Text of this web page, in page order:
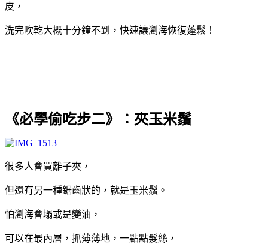
皮，
洗完吹乾大概十分鐘不到，快速讓瀏海恢復蓬鬆！
《必學偷吃步二》：夾玉米鬚
很多人會買離子夾，
但還有另一種鋸齒狀的，就是玉米鬚。
怕瀏海會塌或是變油，
可以在最內層，抓薄薄地，一點點髮絲，